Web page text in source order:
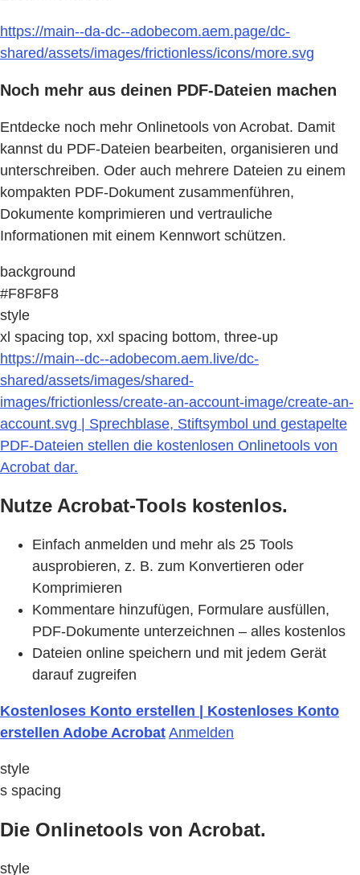
https://main--da-dc--adobecom.aem.page/dc-
shared/assets/images/frictionless/icons/more.svg
Noch mehr aus deinen PDF-Dateien machen
Entdecke noch mehr Onlinetools von Acrobat. Damit
kannst du PDF-Dateien bearbeiten, organisieren und
unterschreiben. Oder auch mehrere Dateien zu einem
kompakten PDF-Dokument zusammenführen,
Dokumente komprimieren und vertrauliche
Informationen mit einem Kennwort schützen.
background
#F8F8F8
style
xl spacing top, xxl spacing bottom, three-up
https://main--dc--adobecom.aem.live/dc-
shared/assets/images/shared-
images/frictionless/create-an-account-image/create-an-
account.svg | Sprechblase, Stiftsymbol und gestapelte
PDF-Dateien stellen die kostenlosen Onlinetools von
Acrobat dar.
Nutze Acrobat-Tools kostenlos.
Einfach anmelden und mehr als 25 Tools
ausprobieren, z. B. zum Konvertieren oder
Komprimieren
Kommentare hinzufügen, Formulare ausfüllen,
PDF-Dokumente unterzeichnen – alles kostenlos
Dateien online speichern und mit jedem Gerät
darauf zugreifen
Kostenloses Konto erstellen | Kostenloses Konto
erstellen Adobe Acrobat Anmelden
style
s spacing
Die Onlinetools von Acrobat.
style